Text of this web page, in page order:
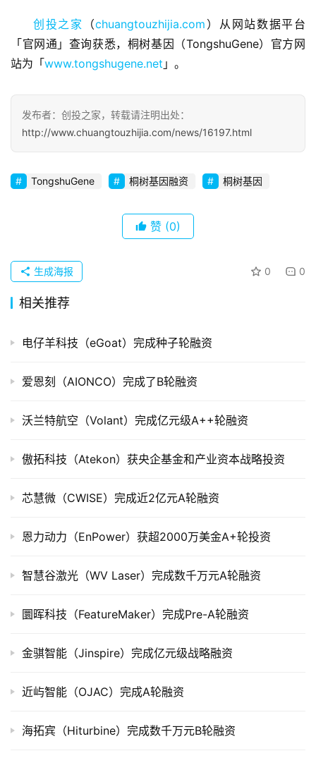
商
业
察
初
创
企
业
发
布
重
司
市
创
数
据
创
学
登录
投稿
创投之家 （chuangtouzhijia.com ）从网站数据平台
「官网通」查询获悉，桐树基因（TongshuGene）官方网
站为「www.tongshugene.net 」。
发布者：创投之家，转载请注明出处：
http://www.chuangtouzhijia.com/news/16197.html
TongshuGene 桐树基因融资 桐树基因
赞 (0)
0 0
生成海报
相关推荐
电仔羊科技（eGoat）完成种子轮融资
爱恩刻（AIONCO）完成了B轮融资
沃兰特航空（Volant）完成亿元级A++轮融资
傲拓科技（Atekon）获央企基金和产业资本战略投资
芯慧微（CWISE）完成近2亿元A轮融资
恩力动力（EnPower）获超2000万美金A+轮投资
智慧谷激光（WV Laser）完成数千万元A轮融资
圜晖科技（FeatureMaker）完成Pre-A轮融资
金骐智能（Jinspire）完成亿元级战略融资
近屿智能（OJAC）完成A轮融资
海拓宾（Hiturbine）完成数千万元B轮融资